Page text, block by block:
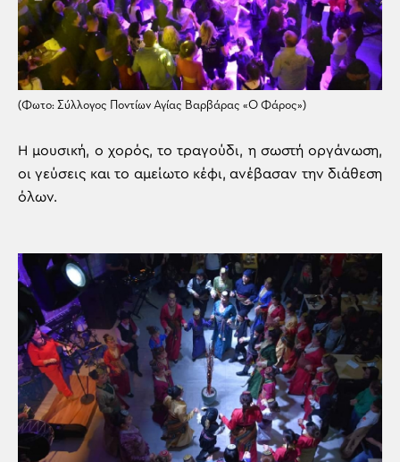
(Φωτο: Σύλλογος Ποντίων Αγίας Βαρβάρας «Ο Φάρος»)
Η μουσική, ο χορός, το τραγούδι, η σωστή οργάνωση,
οι γεύσεις και το αμείωτο κέφι, ανέβασαν την διάθεση
όλων.